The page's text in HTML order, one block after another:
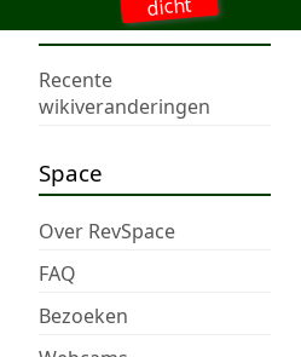
dicht
Recente
wikiveranderingen
Space
Over RevSpace
FAQ
Bezoeken